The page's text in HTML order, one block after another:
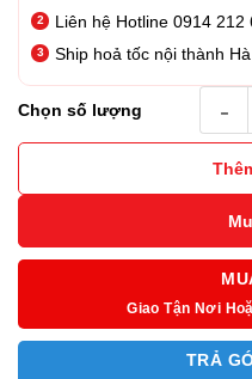
Liên hệ Hotline 0914
Ship hoả tốc nội thành
Chọn số lượng
Giao Tận Nơi
TRẢ